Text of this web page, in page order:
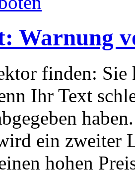
Warnung
finden: Sie
Ihr Text
ein zweiter
hohen